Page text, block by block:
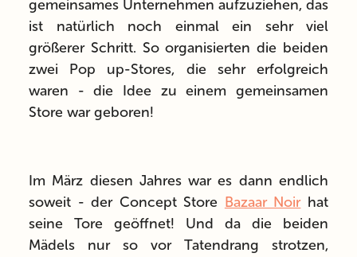
gemeinsames Unternehmen aufzuziehen, das
ist natürlich noch einmal ein sehr viel
größerer Schritt. So organisierten die beiden
zwei Pop up-Stores, die sehr erfolgreich
waren - die Idee zu einem gemeinsamen
Store war geboren!
Im März diesen Jahres war es dann endlich
soweit - der Concept Store Bazaar Noirhat
seine Tore geöffnet! Und da die beiden
Mädels nur so vor Tatendrang strotzen,